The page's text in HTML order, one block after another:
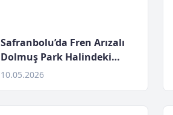
Safranbolu’da Fren Arızalı
Dolmuş Park Halindeki
Araca Çarptı, 1 Yaralı
10.05.2026